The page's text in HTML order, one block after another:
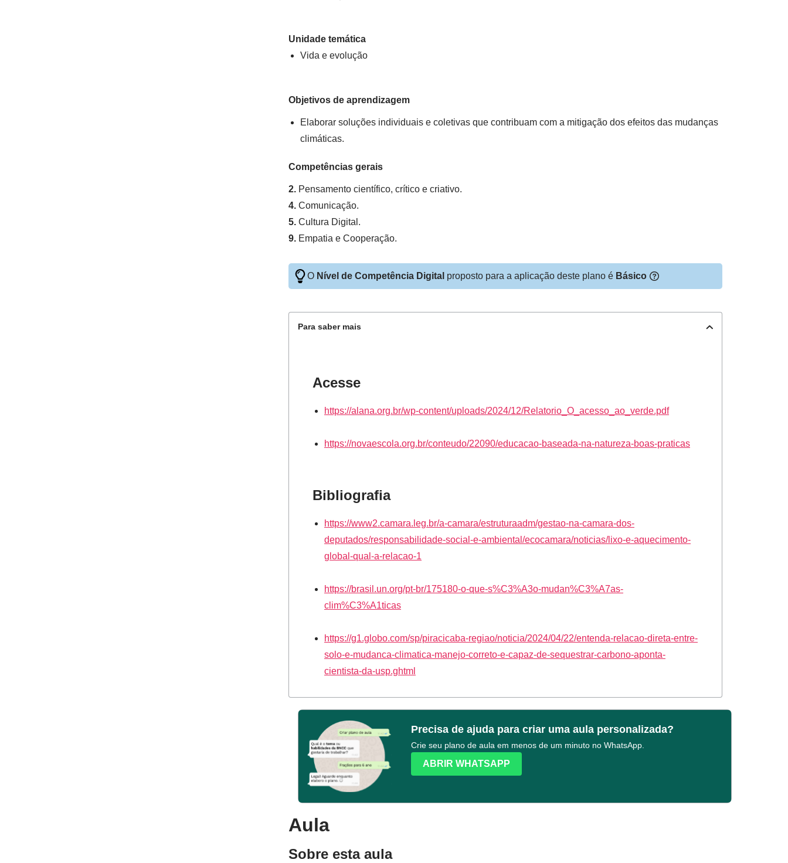
Unidade temática
Vida e evolução
Objetivos de aprendizagem
Elaborar soluções individuais e coletivas que contribuam com a mitigação dos efeitos das mudanças
climáticas.
Competências gerais
2. Pensamento científico, crítico e criativo.
4. Comunicação.
5. Cultura Digital.
9. Empatia e Cooperação.
O Nível de Competência Digital proposto para a aplicação deste plano é Básico
Para saber mais
Acesse
https://alana.org.br/wp-content/uploads/2024/12/Relatorio_O_acesso_ao_verde.pdf
https://novaescola.org.br/conteudo/22090/educacao-baseada-na-natureza-boas-praticas
Bibliografia
https://www2.camara.leg.br/a-camara/estruturaadm/gestao-na-camara-dos-
deputados/responsabilidade-social-e-ambiental/ecocamara/noticias/lixo-e-aquecimento-
global-qual-a-relacao-1
https://brasil.un.org/pt-br/175180-o-que-s%C3%A3o-mudan%C3%A7as-
clim%C3%A1ticas
https://g1.globo.com/sp/piracicaba-regiao/noticia/2024/04/22/entenda-relacao-direta-entre-
solo-e-mudanca-climatica-manejo-correto-e-capaz-de-sequestrar-carbono-aponta-
cientista-da-usp.ghtml
Precisa de ajuda para criar uma aula personalizada?
Crie seu plano de aula em menos de um minuto no WhatsApp.
ABRIR WHATSAPP
Aula
Sobre esta aula